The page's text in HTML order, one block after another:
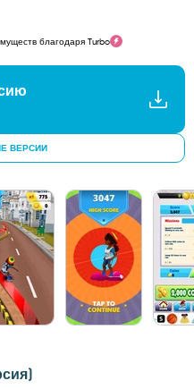
благодаря Turbo
ВЕРСИИ